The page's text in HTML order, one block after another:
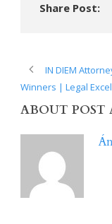
Share Post:
IN DIEM
Winners | Legal
ABOUT POST